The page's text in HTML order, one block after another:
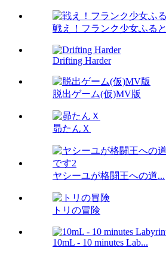
戦え！フランク少女ふると
Drifting Harder
脱出ゲーム(仮)MV版
昴たんＸ
ヤシーユが格闘王への道...
トリの冒険
10mL - 10 minutes Lab...